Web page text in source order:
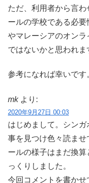
ただ、利用者から言
ールの学校である必
やマレーシアのオン
ではないかと思われま
参考になれば幸いです
mk より:
2020年9月27日 00:03
はじめまして。シン
事を見つけ色々読ま
ールの様子はまだ換
っくりしました。
今回コメントを書か